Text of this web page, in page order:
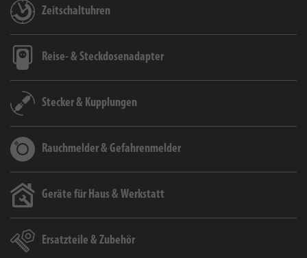
Zeitschaltuhren
Reise- & Steckdosenadapter
Stecker & Kupplungen
Rauchmelder & Gefahrenmelder
Geräte für Haus & Werkstatt
Ersatzteile & Zubehör